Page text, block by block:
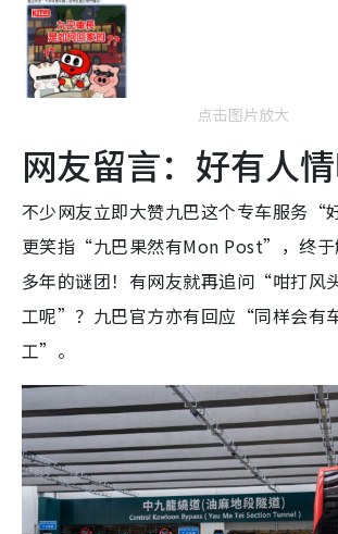
点击图片放大
网友留言：好有人情
不少网友立即大赞九巴这个专车服务“
更笑指“九巴果然有Mon Post”，终于
多年的谜团！有网友就再追问“咁打风
工呢”？九巴官方亦有回应“同样会有
工”。